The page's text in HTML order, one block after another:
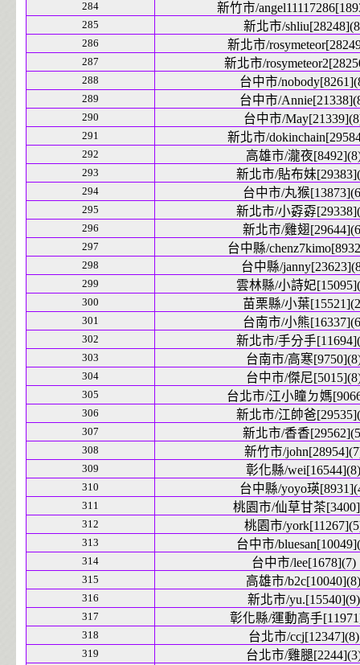
284 新竹市/
285 新北市/
286 新北市/
287 新北市/
288 台中市/
289 台中市/
290 台中市/
291 新北市/
292 高雄市/瀧夜
293 新北市/貼布妹
294 台中市/丸猴
295 新北市/小孬孬
296 新北市/雞翅
297 台中縣/
298 台中縣/
299 雲林縣/小詩妃
300 苗栗縣/小葉
301 台南市/小熊
302 新北市/手分手
303 台南市/高寒
304 台中市/傑尼
305 台北市/江小瞳ㄉ媽
306 新北市/江帥爸
307 新北市/香香
308 新竹市/
309 彰化縣/wei[16544](8)
310 台中縣/yoyo瑛
311 桃園市/仙草甘茶
312 桃園市/
313 台中市/
314 台中市/lee[1678](7)
315 高雄市/b2c[10040](8)
316 新北市/yu.[15540](9)
317 彰化縣/運動高手
318 台北市/ccj[12347](8)
319 台北市/雞腿